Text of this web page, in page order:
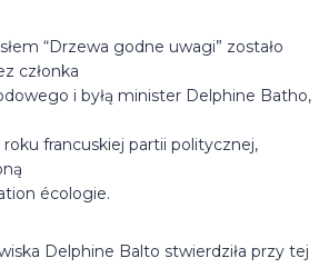
“Drzewa godne uwagi” zostało
członka
i byłą minister Delphine Batho,
francuskiej partii politycznej,
écologie.
Delphine Balto stwierdziła przy tej